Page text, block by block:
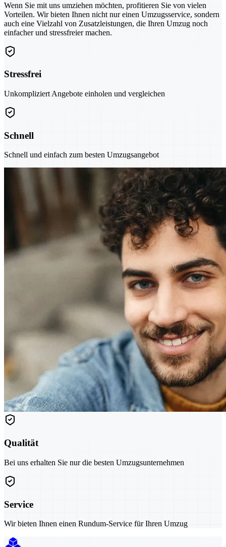
Wenn Sie mit uns umziehen möchten, profitieren Sie von vielen
Vorteilen. Wir bieten Ihnen nicht nur einen Umzugsservice, sondern
auch eine Vielzahl von Zusatzleistungen, die Ihren Umzug noch
einfacher und stressfreier machen.
Stressfrei
Unkompliziert Angebote einholen und vergleichen
Schnell
Schnell und einfach zum besten Umzugsangebot
Qualität
Bei uns erhalten Sie nur die besten Umzugsunternehmen
Service
Wir bieten Ihnen einen Rundum-Service für Ihren Umzug